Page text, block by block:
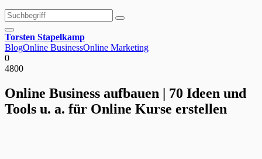
Suchen
nach:
Suchen
Torsten Stapelkamp
BlogOnline BusinessOnline Marketing
0
4800
Online Business aufbauen | 70 Ideen und
Tools u. a. für Online Kurse erstellen